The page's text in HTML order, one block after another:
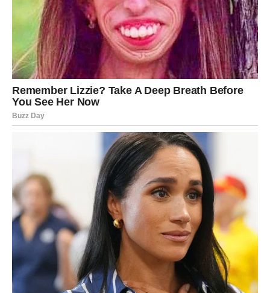
Dok se Amil bori, njegova porodica, prijatelji i
obožavaoci stoje uz njega. Njegove kolege su mu slale
poruke podrške, a širom regiona pokrenute su
kampanje ohrabrenja . Ove kampanje ne samo da
pružaju materijalnu podršku, već i emocionalnu,